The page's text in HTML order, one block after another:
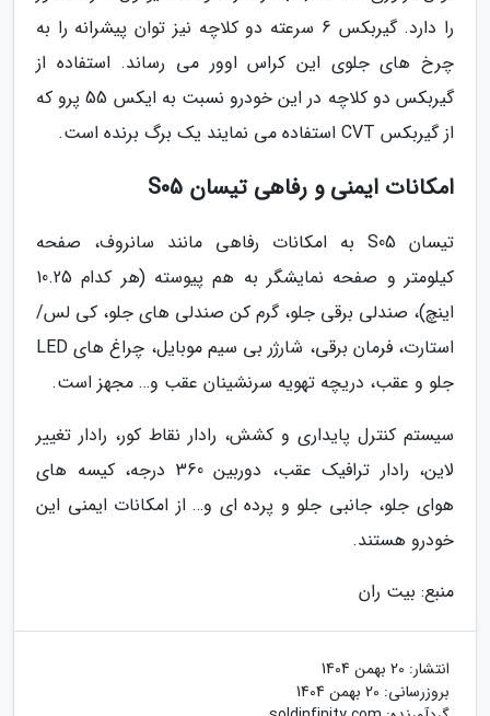
را دارد. گیربکس 6 سرعته دو کلاچه نیز توان پیشرانه را به
چرخ های جلوی این کراس اوور می رساند. استفاده از
گیربکس دو کلاچه در این خودرو نسبت به ایکس 55 پرو که
از گیربکس CVT استفاده می نمایند یک برگ برنده است.
امکانات ایمنی و رفاهی تیسان S05
تیسان S05 به امکانات رفاهی مانند سانروف، صفحه
کیلومتر و صفحه نمایشگر به هم پیوسته (هر کدام 10.25
اینچ)، صندلی برقی جلو، گرم کن صندلی های جلو، کی لس/
استارت، فرمان برقی، شارژر بی سیم موبایل، چراغ های LED
جلو و عقب، دریچه تهویه سرنشینان عقب و… مجهز است.
سیستم کنترل پایداری و کشش، رادار نقاط کور، رادار تغییر
لاین، رادار ترافیک عقب، دوربین 360 درجه، کیسه های
هوای جلو، جانبی جلو و پرده ای و… از امکانات ایمنی این
خودرو هستند.
منبع: بیت ران
انتشار: 20 بهمن 1404
بروزرسانی: 20 بهمن 1404